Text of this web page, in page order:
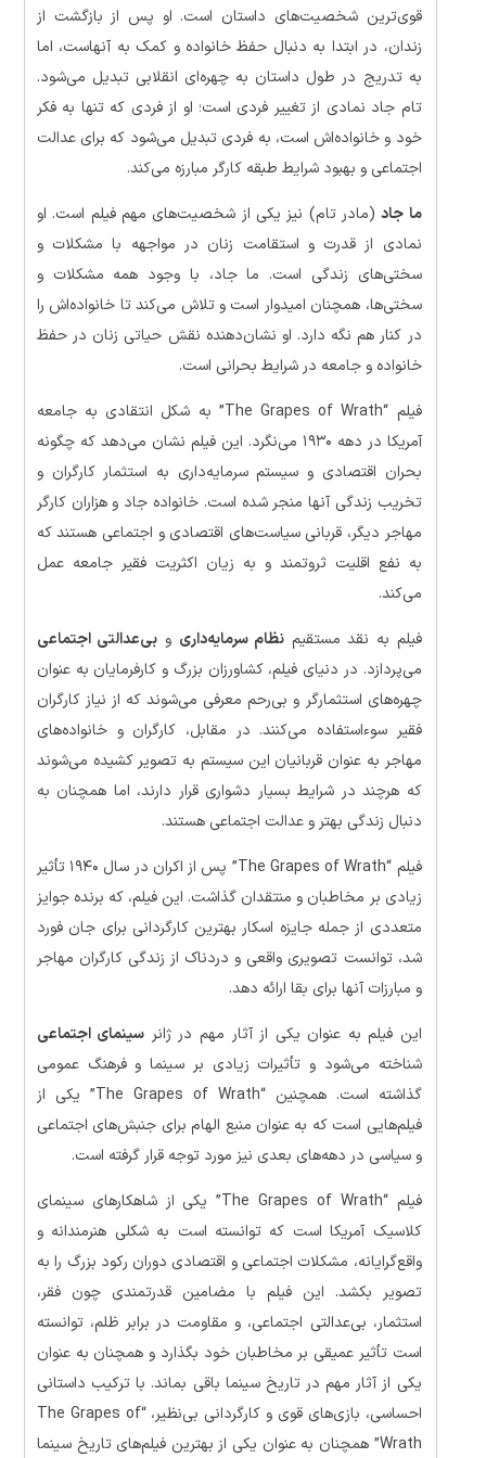
قوی‌ترین شخصیت‌های داستان است. او پس از بازگشت از
زندان، در ابتدا به دنبال حفظ خانواده و کمک به آنهاست، اما
به تدریج در طول داستان به چهره‌ای انقلابی تبدیل می‌شود.
تام جاد نمادی از تغییر فردی است؛ او از فردی که تنها به فکر
خود و خانواده‌اش است، به فردی تبدیل می‌شود که برای عدالت
اجتماعی و بهبود شرایط طبقه کارگر مبارزه می‌کند.
ما جاد(مادر تام) نیز یکی از شخصیت‌های مهم فیلم است. او
نمادی از قدرت و استقامت زنان در مواجهه با مشکلات و
سختی‌های زندگی است. ما جاد، با وجود همه مشکلات و
سختی‌ها، همچنان امیدوار است و تلاش می‌کند تا خانواده‌اش را
در کنار هم نگه دارد. او نشان‌دهنده نقش حیاتی زنان در حفظ
خانواده و جامعه در شرایط بحرانی است.
فیلم “The Grapes of Wrath” به شکل انتقادی به جامعه
آمریکا در دهه ۱۹۳۰ می‌نگرد. این فیلم نشان می‌دهد که چگونه
بحران اقتصادی و سیستم سرمایه‌داری به استثمار کارگران و
تخریب زندگی آنها منجر شده است. خانواده جاد و هزاران کارگر
مهاجر دیگر، قربانی سیاست‌های اقتصادی و اجتماعی هستند که
به نفع اقلیت ثروتمند و به زیان اکثریت فقیر جامعه عمل
می‌کند.
فیلم به نقد مستقیم نظام سرمایه‌داری و بی‌عدالتی اجتماعی
می‌پردازد. در دنیای فیلم، کشاورزان بزرگ و کارفرمایان به عنوان
چهره‌های استثمارگر و بی‌رحم معرفی می‌شوند که از نیاز کارگران
فقیر سوءاستفاده می‌کنند. در مقابل، کارگران و خانواده‌های
مهاجر به عنوان قربانیان این سیستم به تصویر کشیده می‌شوند
که هرچند در شرایط بسیار دشواری قرار دارند، اما همچنان به
دنبال زندگی بهتر و عدالت اجتماعی هستند.
فیلم “The Grapes of Wrath” پس از اکران در سال ۱۹۴۰ تأثیر
زیادی بر مخاطبان و منتقدان گذاشت. این فیلم، که برنده جوایز
متعددی از جمله جایزه اسکار بهترین کارگردانی برای جان فورد
شد، توانست تصویری واقعی و دردناک از زندگی کارگران مهاجر
و مبارزات آنها برای بقا ارائه دهد.
این فیلم به عنوان یکی از آثار مهم در ژانر سینمای اجتماعی
شناخته می‌شود و تأثیرات زیادی بر سینما و فرهنگ عمومی
گذاشته است. همچنین “The Grapes of Wrath” یکی از
فیلم‌هایی است که به عنوان منبع الهام برای جنبش‌های اجتماعی
و سیاسی در دهه‌های بعدی نیز مورد توجه قرار گرفته است.
فیلم “The Grapes of Wrath” یکی از شاهکارهای سینمای
کلاسیک آمریکا است که توانسته است به شکلی هنرمندانه و
واقع‌گرایانه، مشکلات اجتماعی و اقتصادی دوران رکود بزرگ را به
تصویر بکشد. این فیلم با مضامین قدرتمندی چون فقر،
استثمار، بی‌عدالتی اجتماعی، و مقاومت در برابر ظلم، توانسته
است تأثیر عمیقی بر مخاطبان خود بگذارد و همچنان به عنوان
یکی از آثار مهم در تاریخ سینما باقی بماند. با ترکیب داستانی
احساسی، بازی‌های قوی و کارگردانی بی‌نظیر، “The Grapes of
Wrath” همچنان به عنوان یکی از بهترین فیلم‌های تاریخ سینما